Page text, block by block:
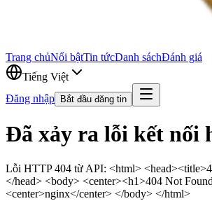
Trang chủNổi bậtTin tứcDanh sáchĐánh giá
Tiếng Việt
Đăng nhập
Bắt đầu đăng tin
Đã xảy ra lỗi kết nối
Lỗi HTTP 404 từ API: <html>
</head> <body> <center><h1>404 Not
<center>nginx</center> </body> </html>